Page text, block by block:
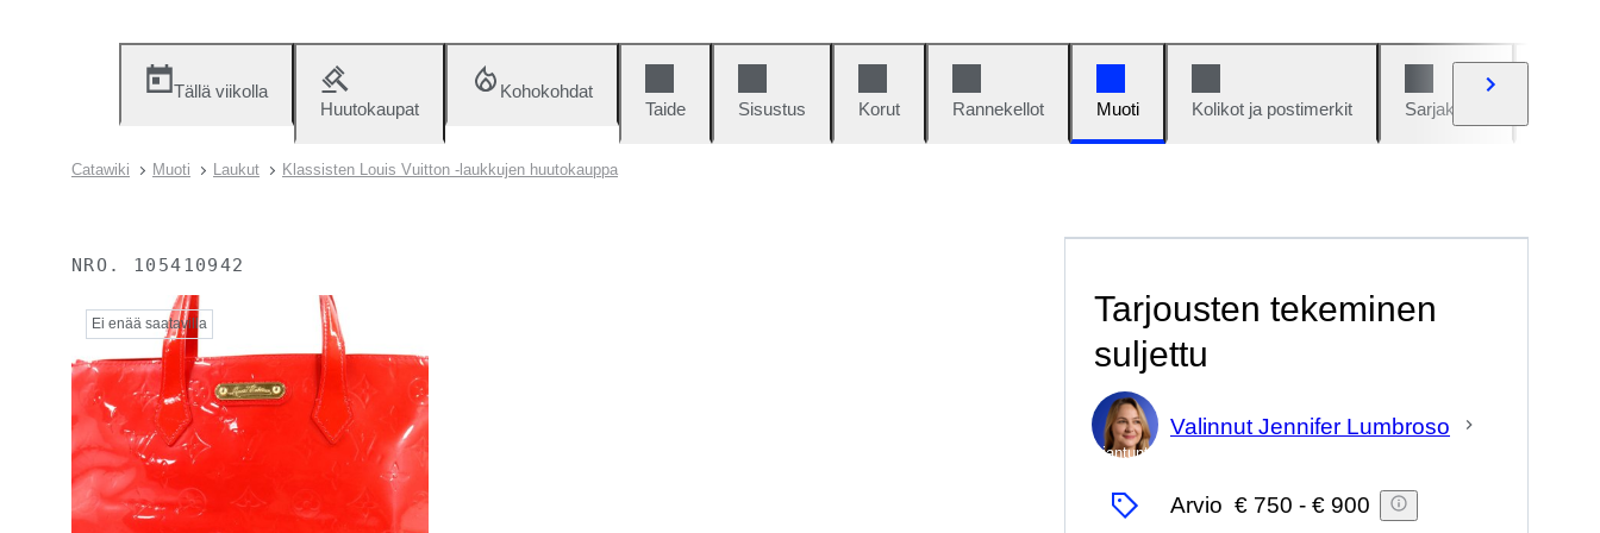
Tällä viikolla
Huutokaupat
Kohokohdat
Taide
Sisustus Korut Rannekellot Muoti Kolikot ja postimerkit Sarjakuvat
Catawiki Muoti Laukut Klassisten Louis Vuitton -laukkujen huutokauppa
NRO. 105410942
Ei enää saatavilla
Tarjousten tekeminen
suljettu
asiantuntija
Valinnut Jennifer Lumbroso
Arvio € 750 - € 900